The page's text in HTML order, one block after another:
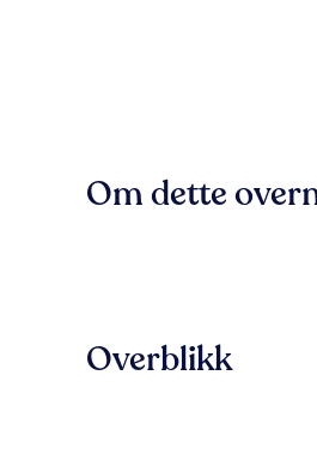
Om dette
Overblikk